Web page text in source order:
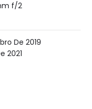
f/2
De 2019
2021